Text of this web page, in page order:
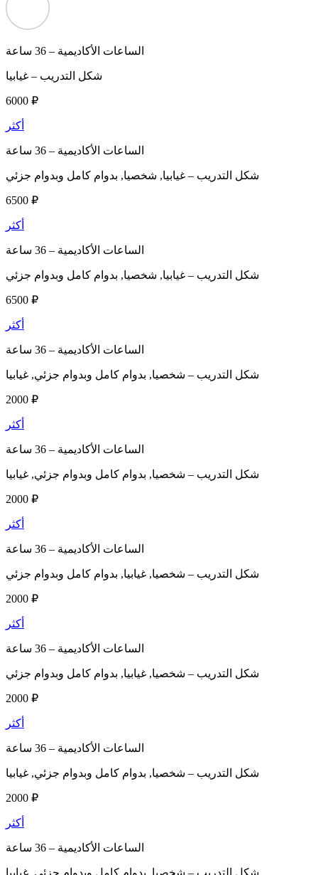
الساعات الأكاديمية –
شكل التدريب – غيابيا
6000 ₽
أكثر
الساعات الأكاديمية –
شكل التدريب – غيابيا, شخصيا, بدوام كامل وبدوام جزئي
6500 ₽
أكثر
الساعات الأكاديمية –
شكل التدريب – غيابيا, شخصيا, بدوام كامل وبدوام جزئي
6500 ₽
أكثر
الساعات الأكاديمية –
شكل التدريب – شخصيا, بدوام كامل وبدوام جزئي, غيابيا
2000 ₽
أكثر
الساعات الأكاديمية –
شكل التدريب – شخصيا, بدوام كامل وبدوام جزئي, غيابيا
2000 ₽
أكثر
الساعات الأكاديمية –
شكل التدريب – شخصيا, غيابيا, بدوام كامل وبدوام جزئي
2000 ₽
أكثر
الساعات الأكاديمية –
شكل التدريب – شخصيا, غيابيا, بدوام كامل وبدوام جزئي
2000 ₽
أكثر
الساعات الأكاديمية –
شكل التدريب – شخصيا, بدوام كامل وبدوام جزئي, غيابيا
2000 ₽
أكثر
الساعات الأكاديمية –
شكل التدريب – شخصيا, بدوام كامل وبدوام جزئي, غيابيا